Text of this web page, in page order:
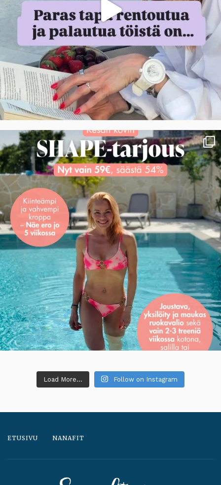
Load More... Follow on Instagram
ETUSIVU NANAFIT